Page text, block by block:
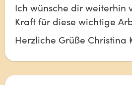
Ich wünsche dir weiterhin
Kraft für diese wichtige
Herzliche Grüße Christina